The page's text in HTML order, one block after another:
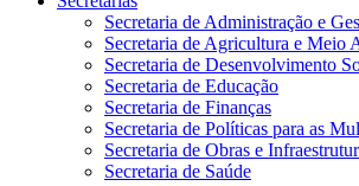
Secretaria de Administração e
Secretaria de Agricultura e Meio
Secretaria de Desenvolvimento
Secretaria de Educação
Secretaria de Finanças
Secretaria de Políticas para as
Secretaria de Obras e
Secretaria de Saúde